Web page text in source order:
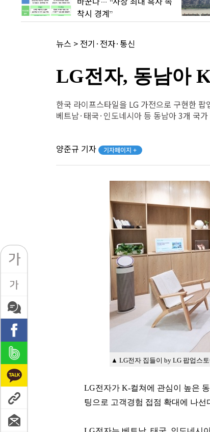
바꾼다… “사상 최대 흑자 속
착시 경계”
뉴스 > 전기·전자·통신
LG전자, 동남아
한국 라이프스타일을 LG 가전으로 구현한 팝
베트남·태국·인도네시아 등 동남아 3개 국가
양준규 기자 기자페이지 +
▲ LG전자 집들이 by LG 팝업스
LG전자가 K-컬쳐에 관심이 높은
팅으로 고객경험 접점 확대에 나선